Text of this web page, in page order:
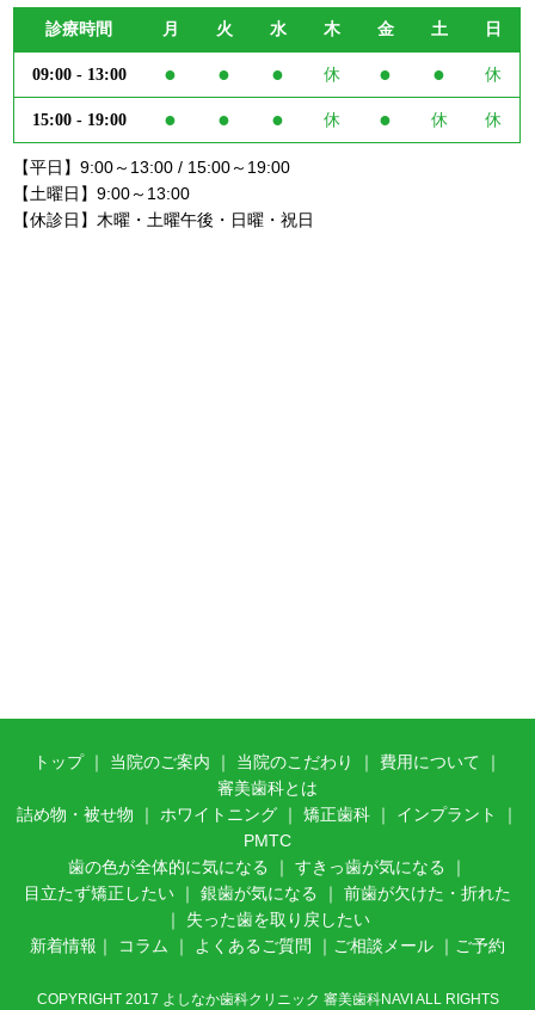
診療時間 月 火 水 木 金 土 日
09:00 - 13:00 ● ● ● 休 ● ● 休
15:00 - 19:00 ● ● ● 休 ● 休 休
【平日】9:00～13:00 / 15:00～19:00
【土曜日】9:00～13:00
【休診日】木曜・土曜午後・日曜・祝日
トップ｜ 当院のご案内 ｜ 当 院のこだわり ｜ 費用について ｜
審美歯科とは
詰め物・被せ物 ｜ ホワイトニング ｜ 矯正歯科 ｜ インプラント
｜
PMTC
歯の色が全体的に気になる
｜ すきっ歯が気になる
｜
目立たず矯正したい ｜ 銀歯が気になる ｜ 前歯が欠けた・折れた
｜ 失った歯を取り戻したい
新着情報 ｜ コラム ｜ よくあるご質問 ｜ ご相談メール ｜ ご予約
COPYRIGHT 2017 よしなか歯科クリニック 審美歯科NAVI ALL RIGHTS